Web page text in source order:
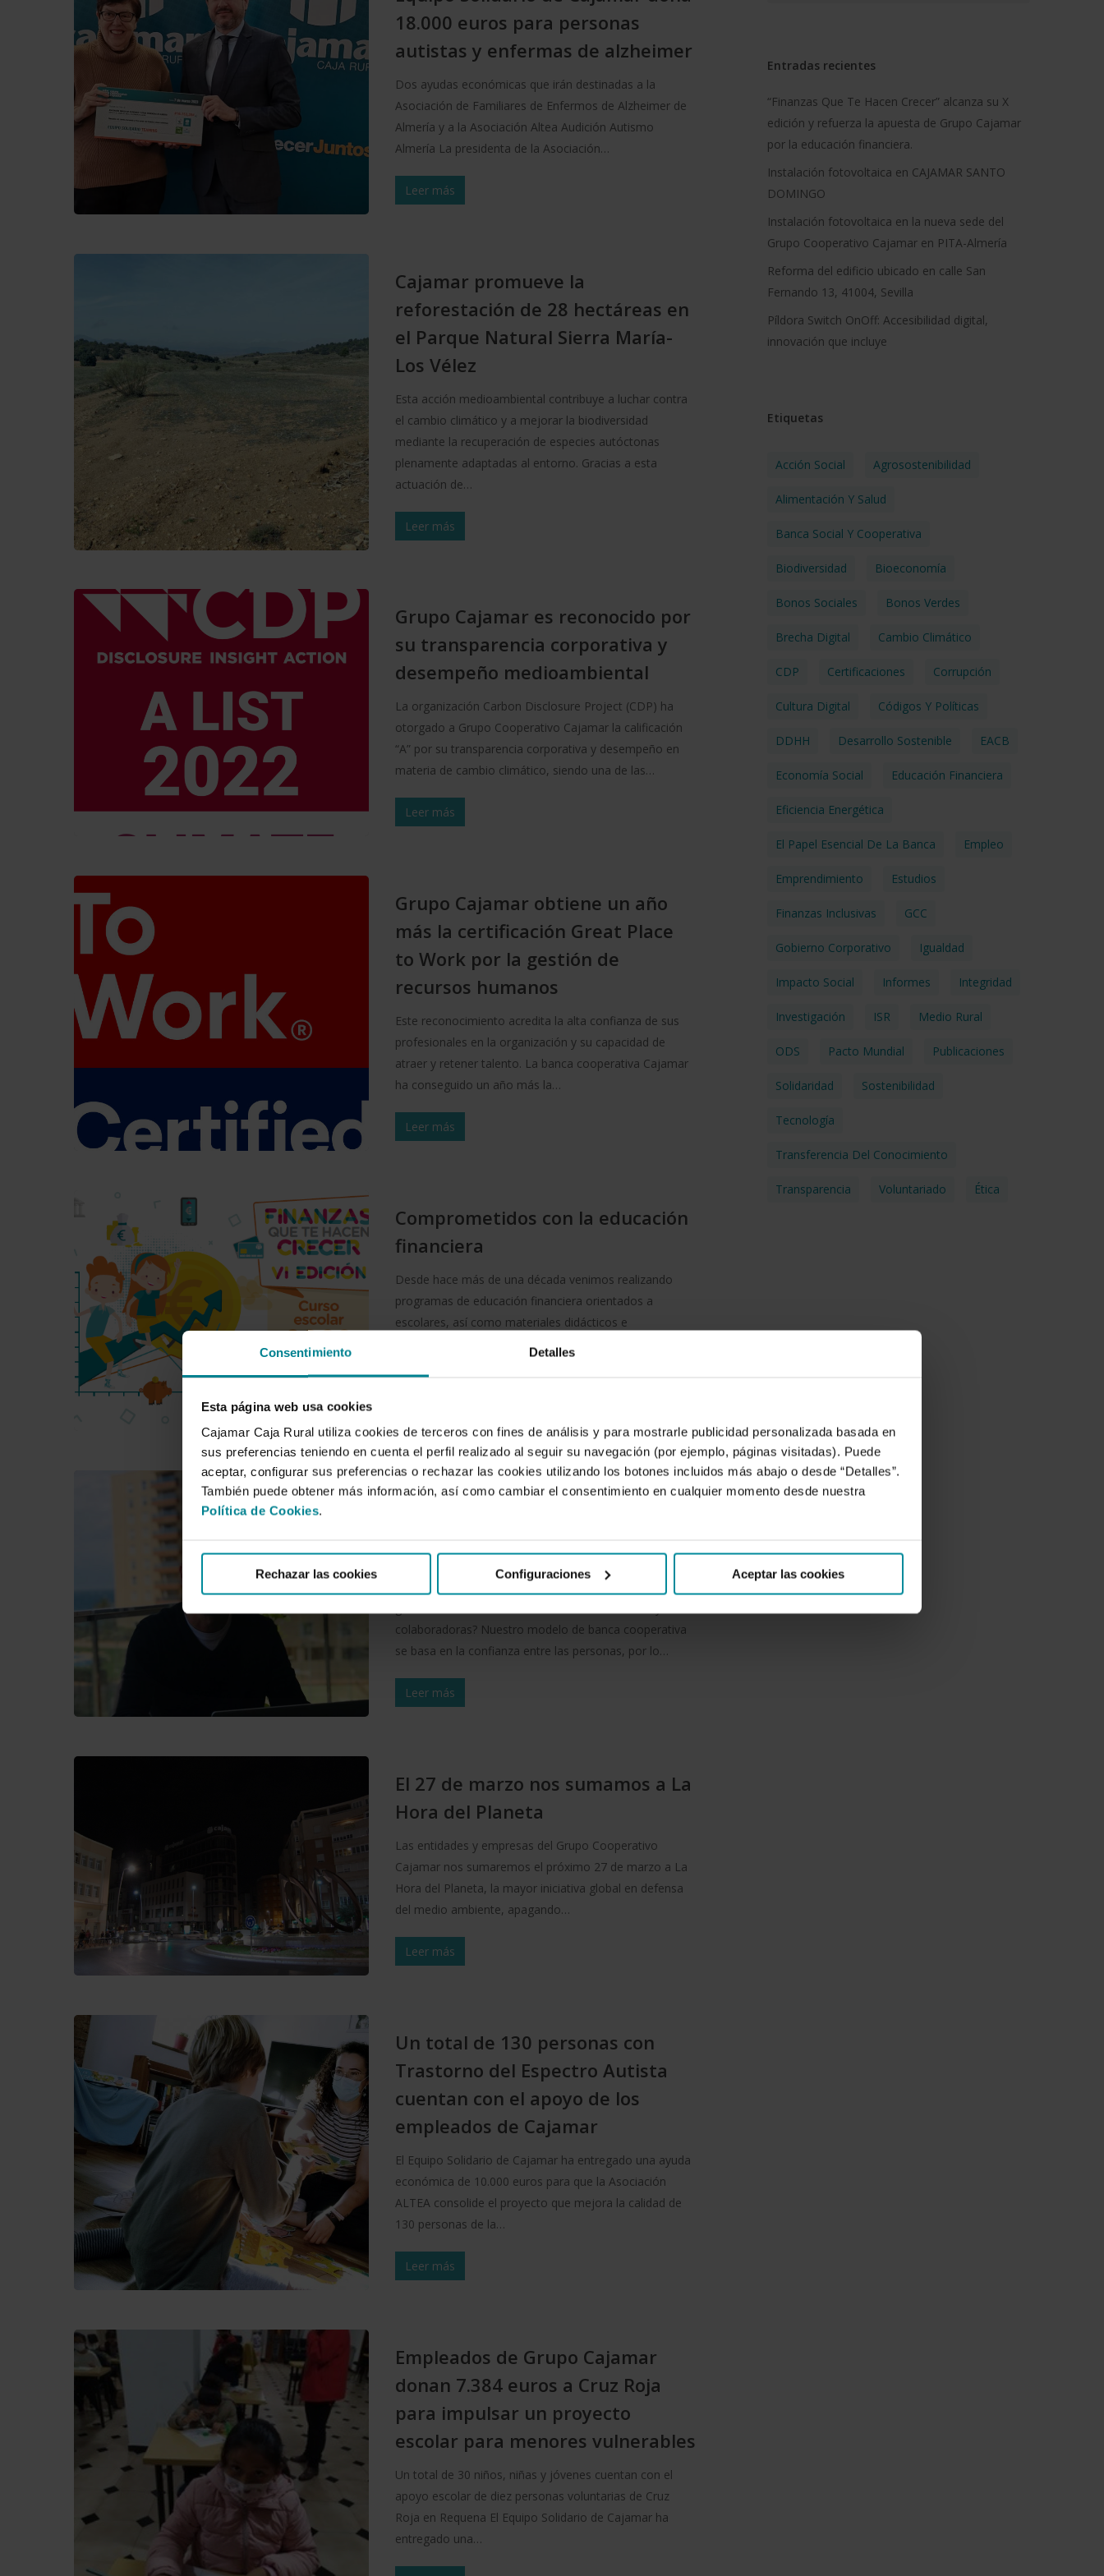
Consentimiento Detalles
Esta página web usa cookies
Cajamar Caja Rural utiliza cookies de terceros con fines de análisis y para mostrarle publicidad personalizada basada en
sus preferencias teniendo en cuenta el perfil realizado al seguir su navegación (por ejemplo, páginas visitadas). Puede
aceptar, configurar sus preferencias o rechazar las cookies utilizando los botones incluidos más abajo o desde “Detalles”.
También puede obtener más información, así como cambiar el consentimiento en cualquier momento desde nuestra
Política de Cookies.
Rechazar las cookies Configuraciones Aceptar las cookies
18.000 euros para personas
autistas y enfermas de alzheimer
Dos ayudas económicas que irán destinadas a la
Asociación de Familiares de Enfermos de Alzheimer de
Almería y a la Asociación Altea Audición Autismo
Almería La presidenta de la Asociación…
Leer más
Cajamar promueve la
reforestación de 28 hectáreas en
el Parque Natural Sierra María-
Los Vélez
Esta acción medioambiental contribuye a luchar contra
el cambio climático y a mejorar la biodiversidad
mediante la recuperación de especies autóctonas
plenamente adaptadas al entorno. Gracias a esta
actuación de…
Leer más
Grupo Cajamar es reconocido por
su transparencia corporativa y
desempeño medioambiental
La organización Carbon Disclosure Project (CDP) ha
otorgado a Grupo Cooperativo Cajamar la calificación
“A” por su transparencia corporativa y desempeño en
materia de cambio climático, siendo una de las…
Leer más
Grupo Cajamar obtiene un año
más la certificación Great Place
to Work por la gestión de
recursos humanos
Este reconocimiento acredita la alta confianza de sus
profesionales en la organización y su capacidad de
atraer y retener talento. La banca cooperativa Cajamar
ha conseguido un año más la…
Leer más
Comprometidos con la educación
financiera
Desde hace más de una década venimos realizando
programas de educación financiera orientados a
escolares, así como materiales didácticos e
Nos sentimos comprometidos con
ámbito laboral
colaboradoras? Nuestro modelo de banca cooperativa
se basa en la confianza entre las personas, por lo…
Leer más
El 27 de marzo nos sumamos a La
Hora del Planeta
Las entidades y empresas del Grupo Cooperativo
Cajamar nos sumaremos el próximo 27 de marzo a La
Hora del Planeta, la mayor iniciativa global en defensa
del medio ambiente, apagando…
Leer más
Un total de 130 personas con
Trastorno del Espectro Autista
cuentan con el apoyo de los
empleados de Cajamar
El Equipo Solidario de Cajamar ha entregado una ayuda
económica de 10.000 euros para que la Asociación
ALTEA consolide el proyecto que mejora la calidad de
130 personas de la…
Leer más
Empleados de Grupo Cajamar
donan 7.384 euros a Cruz Roja
para impulsar un proyecto
escolar para menores vulnerables
Un total de 30 niños, niñas y jóvenes cuentan con el
apoyo escolar de diez personas voluntarias de Cruz
Roja en Requena El Equipo Solidario de Cajamar ha
entregado una…
Entradas recientes
“Finanzas Que Te Hacen Crecer” alcanza su X
edición y refuerza la apuesta de Grupo Cajamar
por la educación financiera.
Instalación fotovoltaica en CAJAMAR SANTO
DOMINGO
Instalación fotovoltaica en la nueva sede del
Grupo Cooperativo Cajamar en PITA-Almería
Reforma del edificio ubicado en calle San
Fernando 13, 41004, Sevilla
Píldora Switch OnOff: Accesibilidad digital,
innovación que incluye
Etiquetas
Acción Social Agrosostenibilidad
Alimentación Y Salud
Banca Social Y Cooperativa
Biodiversidad Bioeconomía
Bonos Sociales Bonos Verdes
Brecha Digital Cambio Climático
CDP Certificaciones Corrupción
Cultura Digital Códigos Y Políticas
DDHH Desarrollo Sostenible EACB
Economía Social Educación Financiera
Eficiencia Energética
El Papel Esencial De La Banca Empleo
Emprendimiento Estudios
Finanzas Inclusivas GCC
Gobierno Corporativo Igualdad
Impacto Social Informes Integridad
Investigación ISR Medio Rural
ODS Pacto Mundial Publicaciones
Solidaridad Sostenibilidad
Tecnología
Transferencia Del Conocimiento
Transparencia Voluntariado Ética